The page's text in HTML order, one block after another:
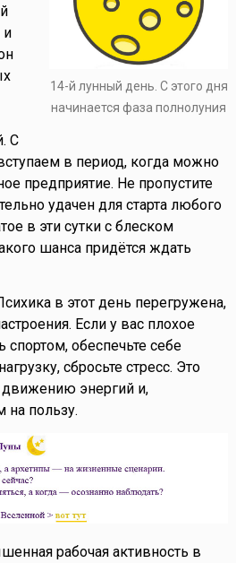
14-й лунный день. С этого дня
начинается фаза полнолуния
и
С
в период, когда можно
предприятие. Не пропустите
удачен для старта любого
в эти сутки с блеском
шанса придётся ждать
в этот день перегружена,
Если у вас плохое
спортом, обеспечьте себе
сбросьте стресс. Это
энергий и,
на пользу.
рабочая активность в